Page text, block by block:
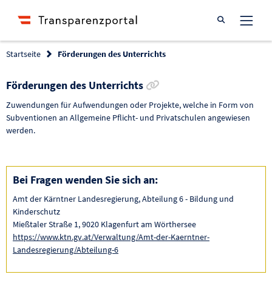
Suche öffnen
Startseite Förderungen des Unterrichts
Förderungen des Unterrichts
Zuwendungen für Aufwendungen oder Projekte, welche in Form von
Subventionen an Allgemeine Pflicht- und Privatschulen angewiesen
werden.
Bei Fragen wenden Sie sich an:
Amt der Kärntner Landesregierung, Abteilung 6 - Bildung und
Kinderschutz
Mießtaler Straße 1, 9020 Klagenfurt am Wörthersee
https://www.ktn.gv.at/Verwaltung/Amt-der-Kaerntner-
Landesregierung/Abteilung-6